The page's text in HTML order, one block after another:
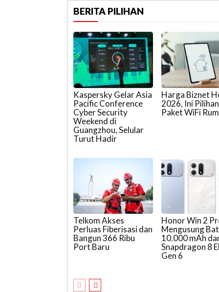
BERITA PILIHAN
Kaspersky Gelar Asia
Pacific Conference
Cyber Security
Weekend di
Guangzhou, Selular
Turut Hadir
Harga Biznet
2026, Ini Pilihan
Paket WiFi
Telkom Akses
Perluas Fiberisasi dan
Bangun 366 Ribu
Port Baru
Honor Win 2
Mengusung
10.000 mAh
Snapdragon 8
Gen 6